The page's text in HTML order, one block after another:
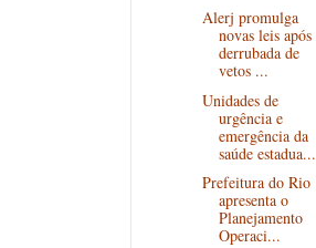
Alerj promulga
novas leis após
derrubada de
vetos ...
Unidades de
urgência e
emergência da
saúde estadua...
Prefeitura do Rio
apresenta o
Planejamento
Operaci...